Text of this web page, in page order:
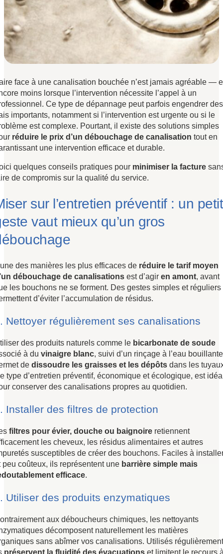
face à une canalisation bouchée n’est jamais agréable —
moins lorsque l’intervention nécessite l’appel à un
Ce type de dépannage peut parfois engendrer des
importants, notamment si l’intervention est urgente ou si le
est complexe. Pourtant, il existe des solutions simples
réduire le prix d’un débouchage de canalisation tout en
une intervention efficace et durable.
quelques conseils pratiques pour minimiser la facture
de compromis sur la qualité du service.
sur l’entretien préventif : un petit
vaut mieux qu’un gros
des manières les plus efficaces de réduire le tarif moyen
débouchage de canalisations est d’agir en amont, avant
les bouchons ne se forment. Des gestes simples et réguliers
d’éviter l’accumulation de résidus.
Nettoyer régulièrement ses canalisations
des produits naturels comme le bicarbonate de soude
à du vinaigre blanc, suivi d’un rinçage à l’eau
de dissoudre les graisses et les dépôts dans les
type d’entretien préventif, économique et écologique, est
conserver des canalisations propres au quotidien.
Installer des filtres de protection
filtres pour évier, douche ou baignoire retiennent
les cheveux, les résidus alimentaires et autres
susceptibles de créer des bouchons. Faciles à
peu coûteux, ils représentent une barrière simple mais
efficace.
Utiliser des produits enzymatiques
aux déboucheurs chimiques, les nettoyants
décomposent naturellement les matières
sans abîmer vos canalisations. Utilisés
préservent la fluidité des évacuations et limitent le recours